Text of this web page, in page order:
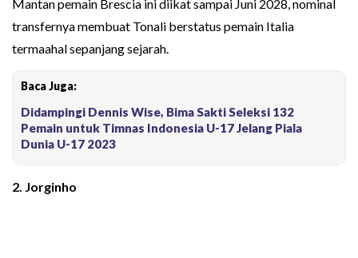
Mantan pemain Brescia ini diikat sampai Juni 2028, nominal
transfernya membuat Tonali berstatus pemain Italia
termaahal sepanjang sejarah.
Baca Juga:
Didampingi Dennis Wise, Bima Sakti Seleksi 132
Pemain untuk Timnas Indonesia U-17 Jelang Piala
Dunia U-17 2023
2. Jorginho